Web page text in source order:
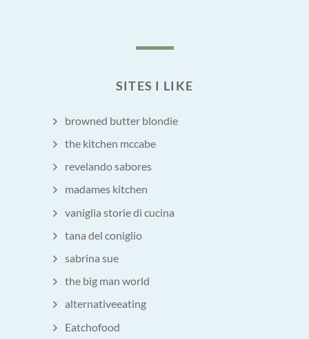
SITES I LIKE
browned butter blondie
the kitchen mccabe
revelando sabores
madames kitchen
vaniglia storie di cucina
tana del coniglio
sabrina sue
the big man world
alternativeeating
Eatchofood